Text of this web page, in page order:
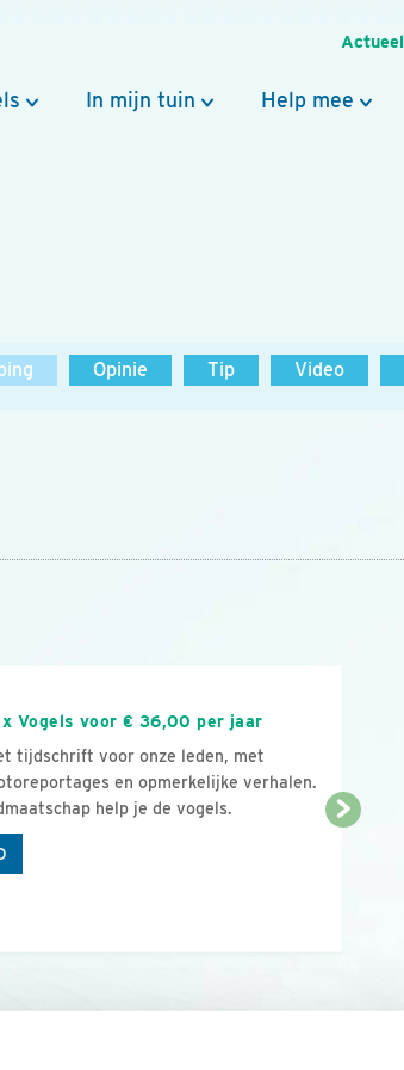
Actueel
In mijn tuin Help mee
Opinie Tip Video
Vogels voor € 36,00 per jaar
tijdschrift voor onze leden, met
en opmerkelijke verhalen.
help je de vogels.